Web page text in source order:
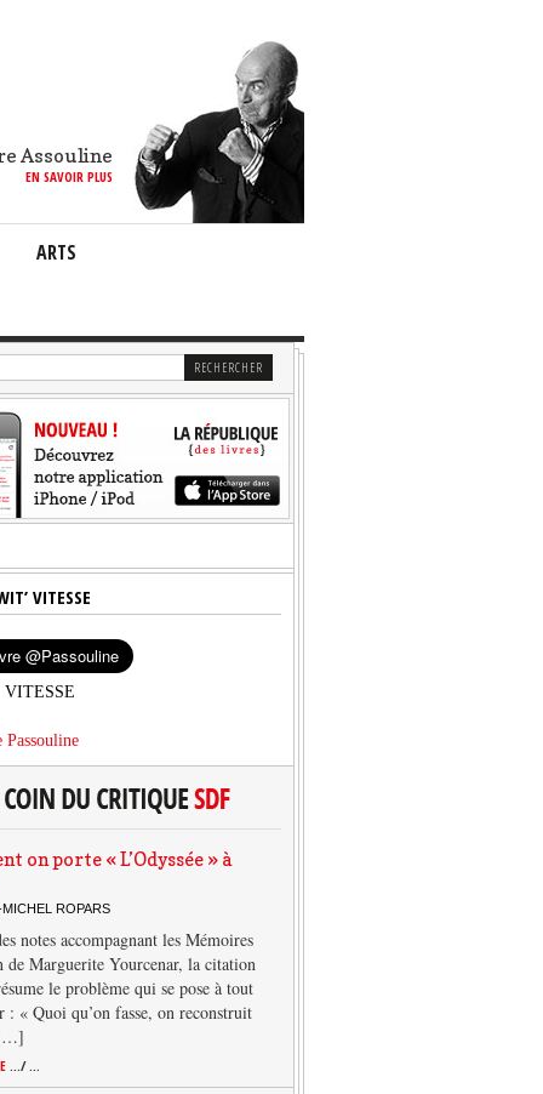
Assouline
EN SAVOIR PLUS
ARTS
VITESSE
VITESSE
Passouline
on porte « L’Odyssée » à
ROPARS
notes accompagnant les Mémoires
de Marguerite Yourcenar, la citation
le problème qui se pose à tout
: « Quoi qu’on fasse, on reconstruit
.../ ...